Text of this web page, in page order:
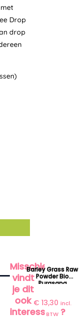
Drop
drop
Misschien
vindt
je dit
ook
interessant?
Barley Grass Raw
Powder Bio
Purasana
€13,30 incl.
BTW